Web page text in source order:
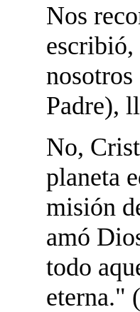
Nos
Padre),
No,
planeta
misión
amó
todo
eterna."